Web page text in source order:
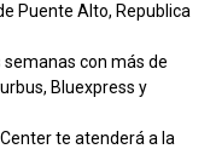
Puente Alto, Republica
con más de
Bluexpress y
te atenderá a la